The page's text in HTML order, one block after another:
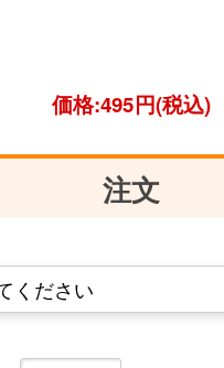
価格:495円(税込)
注文